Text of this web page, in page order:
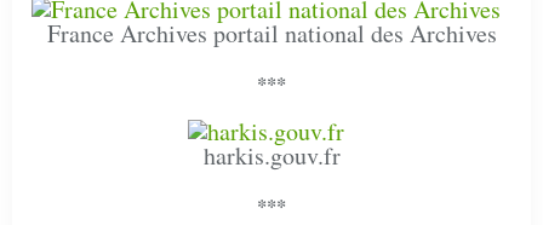
France Archives portail national des Archives
***
harkis.gouv.fr
***